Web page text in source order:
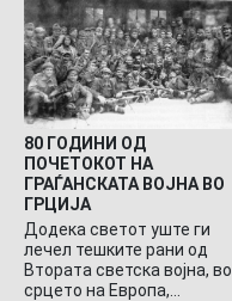
80 ГОДИНИ ОД
ПОЧЕТОКОТ НА
ГРАЃАНСКАТА ВОЈНА ВО
ГРЦИЈА
Додека светот уште ги
лечел тешките рани од
Втората светска војна, во
срцето на Европа,…